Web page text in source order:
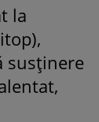
la
susţinere